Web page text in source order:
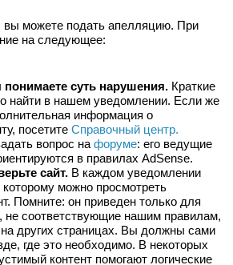
вы можете подать апелляцию. При
на следующее:
суть нарушения. Краткие
найти в нашем уведомлении. Если же
информация о
посетите Справочный центр.
вопрос на форуме: его ведущие
в правилах AdSense.
сайт. В каждом уведомлении
можно просмотреть
Помните: он приведен только для
соответствующие нашим правилам,
других страницах. Вы должны сами
где это необходимо. В некоторых